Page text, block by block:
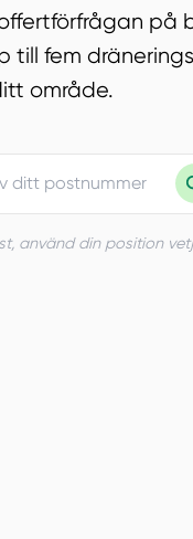
på
till fem
område.
använd din position